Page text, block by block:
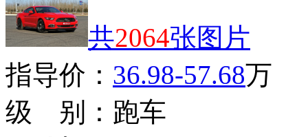
共2064张图片
指导价： 36.98-57.68万
级 别： 跑车